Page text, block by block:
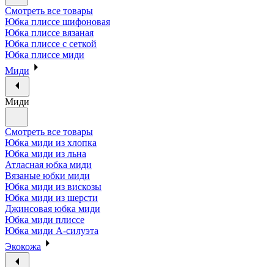
Смотреть все товары
Юбка плиссе шифоновая
Юбка плиссе вязаная
Юбка плиссе с сеткой
Юбка плиссе миди
Миди
Миди
Смотреть все товары
Юбка миди из хлопка
Юбка миди из льна
Атласная юбка миди
Вязаные юбки миди
Юбка миди из вискозы
Юбка миди из шерсти
Джинсовая юбка миди
Юбка миди плиссе
Юбка миди А-силуэта
Экокожа